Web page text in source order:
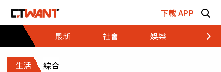
下載 APP
最新
社會 娛樂 財經
生活 綜合